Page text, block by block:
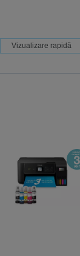
Vizualizare rapidă